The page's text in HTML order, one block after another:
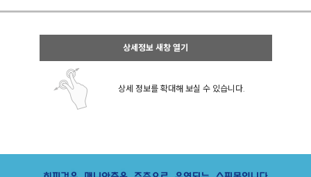
상세정보 새창 열기
상세 정보를 확대해 보실 수 있습니다.